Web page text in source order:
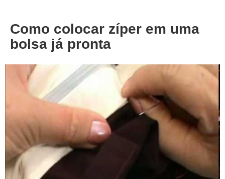
Como colocar zíper em uma
bolsa já pronta